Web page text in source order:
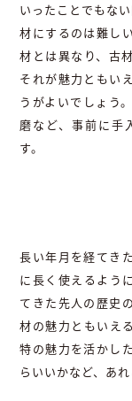
いったことでもな
材にするのは難し
材とは異なり、古
それが魅力ともい
うがよいでしょう
磨など、事前に手
す。
長い年月を経てき
に長く使えるよう
てきた先人の歴史
材の魅力ともいえ
特の魅力を活かし
らいいかなど、あ